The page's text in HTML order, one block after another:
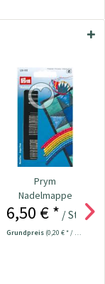
Prym
Nadelmappe
Hobby Nr. 128185
6,50 € * / Stück
Grundpreis (0,20 € * / 1 Stück)